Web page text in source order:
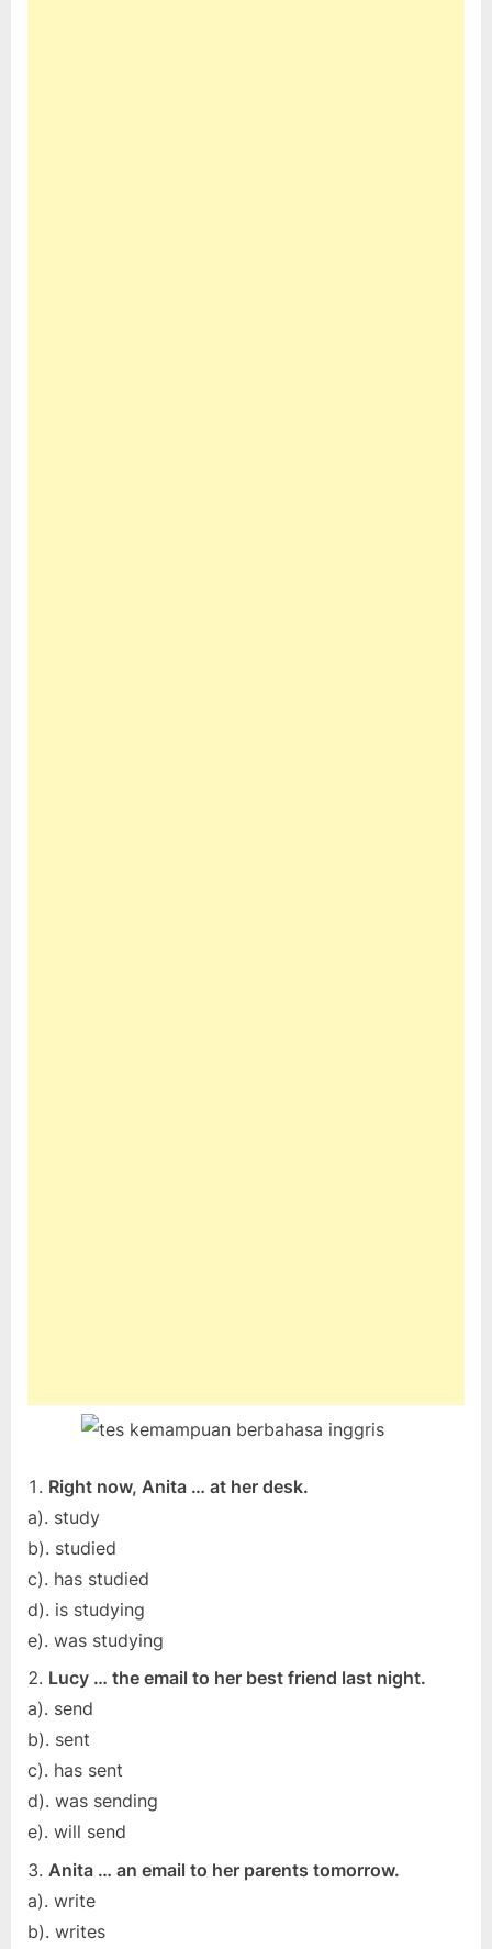
Right now, Anita … at her desk.
a). study
b). studied
c). has studied
d). is studying
e). was studying
Lucy … the email to her best friend last night.
a). send
b). sent
c). has sent
d). was sending
e). will send
Anita … an email to her parents tomorrow.
a). write
b). writes